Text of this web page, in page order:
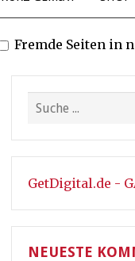
Fremde Seiten in
GetDigital.de -
NEUESTE